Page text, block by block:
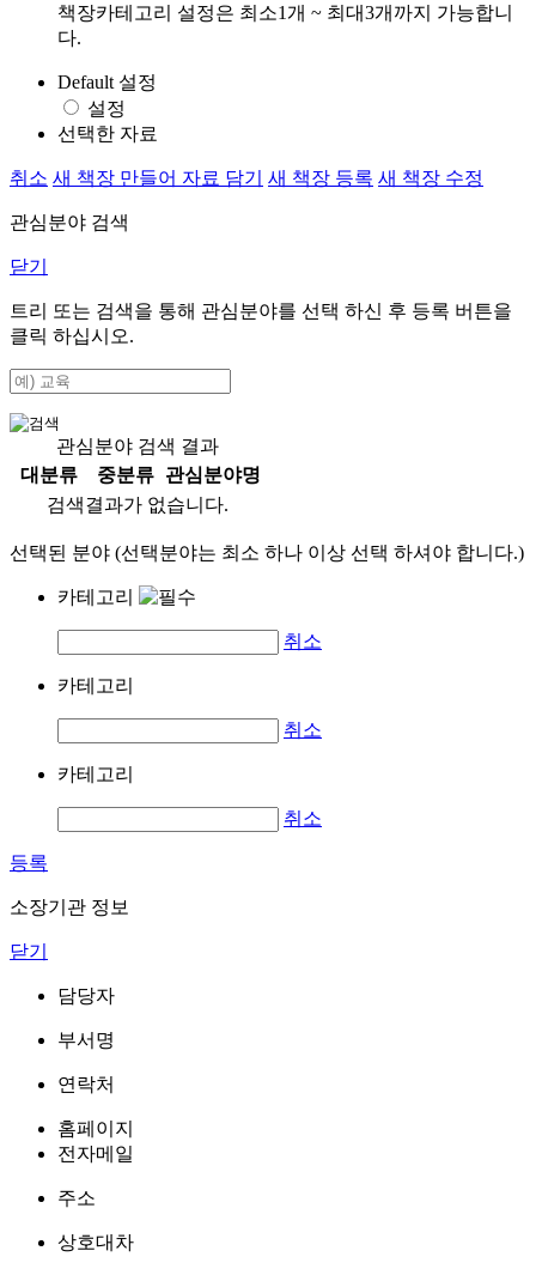
책장카테고리 설정은 최소1개 ~ 최대3개까지 가능합니
다.
Default 설정
설정
선택한 자료
취소 새 책장 만들어 자료 담기 새 책장 등록 새 책장 수정
관심분야 검색
닫기
트리 또는 검색을 통해 관심분야를 선택 하신 후 등록 버튼을
클릭 하십시오.
관심분야 검색 결과
대분류
중분류
관심분야명
검색결과가 없습니다.
선택된 분야 (선택분야는 최소 하나 이상 선택 하셔야 합니다.)
카테고리
취소
카테고리
취소
카테고리
취소
등록
소장기관 정보
닫기
담당자
부서명
연락처
홈페이지
전자메일
주소
상호대차